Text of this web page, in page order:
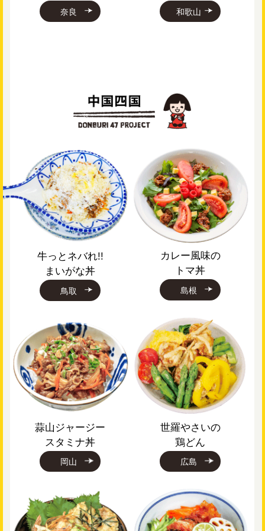
奈良 和歌山
牛っとネバれ!!
まいがな丼
鳥取
カレー風味の
トマ丼
島根
蒜山ジャージー
スタミナ丼
岡山
世羅やさいの
鶏どん
広島